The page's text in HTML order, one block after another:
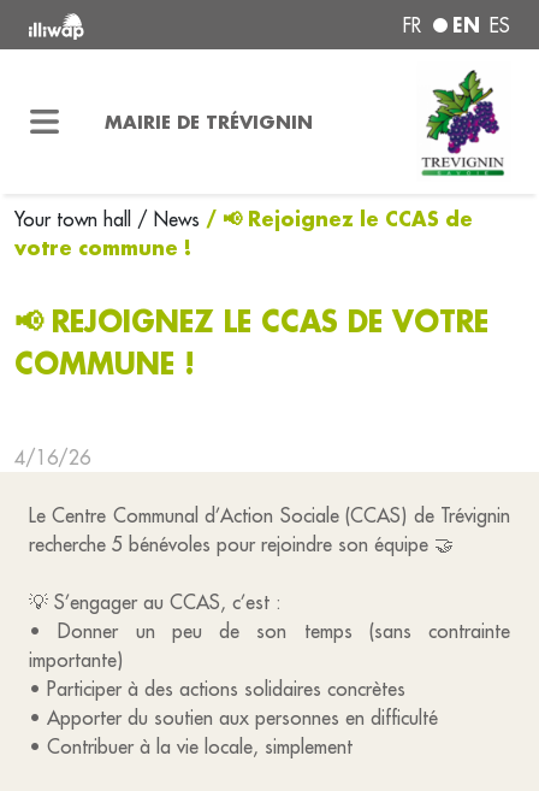
FR EN ES
MAIRIE DE TRÉVIGNIN
Your town hall / News / 📢 Rejoignez le CCAS de
votre commune !
📢 REJOIGNEZ LE CCAS DE VOTRE
COMMUNE !
4/16/26
Le Centre Communal d’Action Sociale (CCAS) de Trévignin
recherche 5 bénévoles pour rejoindre son équipe 🤝
💡 S’engager au CCAS, c’est :
• Donner un peu de son temps (sans contrainte
importante)
• Participer à des actions solidaires concrètes
• Apporter du soutien aux personnes en difficulté
• Contribuer à la vie locale, simplement